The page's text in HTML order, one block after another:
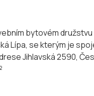
bytovém družstvu
Lípa, se kterým je
Jihlavská 2590,